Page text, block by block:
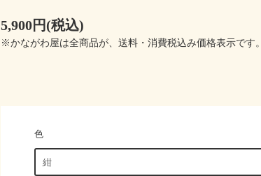
5,900円(税込)
※かながわ屋は全商品が、送料・消費税込み価格表示です。
色